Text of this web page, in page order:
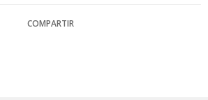
COMPARTIR